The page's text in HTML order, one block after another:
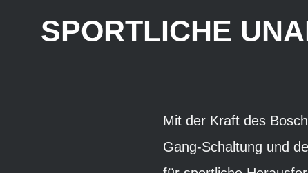
SPORTLICHE
Mit der Kraft des
Gang-Schaltung und